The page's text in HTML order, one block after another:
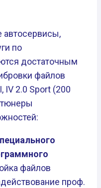
автосервисы,
по
достаточным
файлов
IV 2.0 Sport (200
тюнеры
файлов
проф.